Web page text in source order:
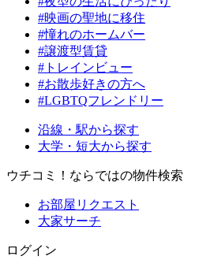
#映画の聖地に移住
#憧れのホームバー
#譲渡型賃貸
#トレインビュー
#お散歩好きの方へ
#LGBTQフレンドリー
沿線・駅から探す
大学・短大から探す
ウチコミ！ならではの物件検索
お部屋リクエスト
大家サーチ
ログイン